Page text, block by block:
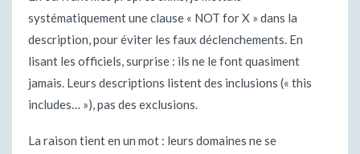
systématiquement une clause « NOT for X » dans la
description, pour éviter les faux déclenchements. En
lisant les officiels, surprise : ils ne le font quasiment
jamais. Leurs descriptions listent des inclusions (« this
includes… »), pas des exclusions.
La raison tient en un mot : leurs domaines ne se